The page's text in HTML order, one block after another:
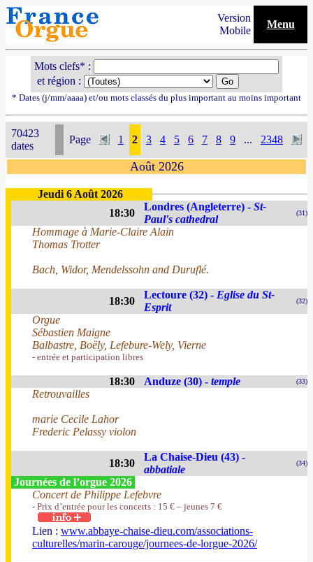
Version
Mobile
Menu
Mots clefs* :
et région :
* Dates (j/mm/aaaa) et/ou mots classés du plus important au moins important
70423
dates
Page 1 2 3 4 5 6 7 8 9 ... 2348
Août 2026
Jeudi 6 Août 2026
18:30
Londres (Angleterre) - St-
Paul's cathedral
(31)
Hommage à Marie-Claire Alain
Thomas Trotter
Bach, Widor, Mendelssohn and Duruflé.
18:30
Lectoure (32) - Eglise du St-
Esprit
(32)
Orgue
Sébastien Maigne
Balbastre, Boëly, Lefebure-Wely, Vierne
- entrée et participation libres
18:30 Anduze (30) - temple (33)
Retrouvailles
marie Cecile Lahor
Frederic Pelassy violon
18:30
La Chaise-Dieu (43) -
abbatiale
(34)
Journées de l’orgue 2026
Concert de Philippe Lefebvre
- Prix d’entrée pour les concerts : 15 € – jeunes 7 €
Lien : www.abbaye-chaise-dieu.com/associations-
culturelles/marin-carouge/journees-de-lorgue-2026/